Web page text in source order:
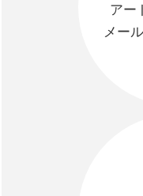
アー
メー